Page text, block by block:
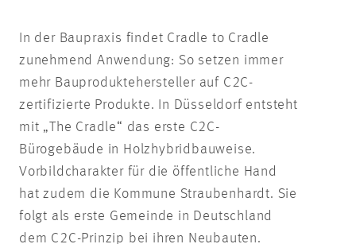
In der Baupraxis findet Cradle to Cradle
zunehmend Anwendung: So setzen immer
mehr Bauproduktehersteller auf C2C-
zertifizierte Produkte. In Düsseldorf entsteht
mit „The Cradle“ das erste C2C-
Bürogebäude in Holzhybridbauweise.
Vorbildcharakter für die öffentliche Hand
hat zudem die Kommune Straubenhardt. Sie
folgt als erste Gemeinde in Deutschland
dem C2C-Prinzip bei ihren Neubauten.